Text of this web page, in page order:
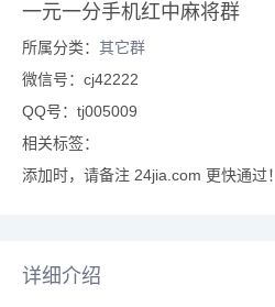
一元一分手机红中麻将群
所属分类： 其它群
微信号：cj42222
QQ号：tj005009
相关标签：
添加时，请备注 24jia.com 更快通过！
详细介绍